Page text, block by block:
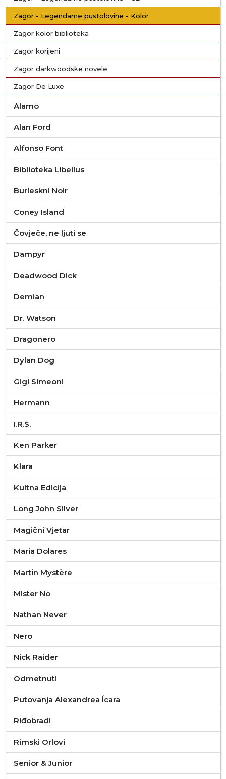
Zagor - Legendarne pustolovine - Kolor
Zagor kolor biblioteka
Zagor korijeni
Zagor darkwoodske novele
Zagor De Luxe
Alamo
Alan Ford
Alfonso Font
Biblioteka Libellus
Burleskni Noir
Coney Island
Čovječe, ne ljuti se
Dampyr
Deadwood Dick
Demian
Dr. Watson
Dragonero
Dylan Dog
Gigi Simeoni
Hermann
I.R.$.
Ken Parker
Klara
Kultna Edicija
Long John Silver
Magični Vjetar
Maria Dolares
Martin Mystère
Mister No
Nathan Never
Nero
Nick Raider
Odmetnuti
Putovanja Alexandrea Ícara
Riđobradi
Rimski Orlovi
Senior & Junior